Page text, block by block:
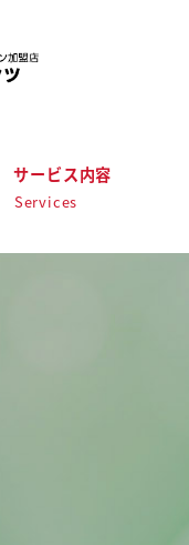
ービス内容
Services